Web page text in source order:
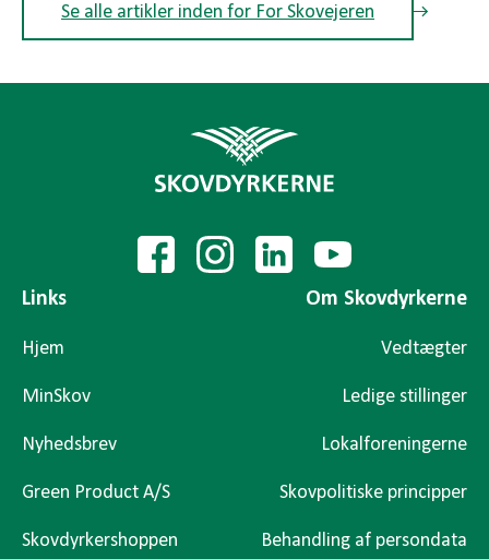
Se alle artikler inden for For Skovejeren
Links
Hjem
MinSkov
Nyhedsbrev
Green Product A/S
Skovdyrkershoppen
Om Skovdyrkerne
Vedtægter
Ledige stillinger
Lokalforeningerne
Skovpolitiske principper
Behandling af persondata